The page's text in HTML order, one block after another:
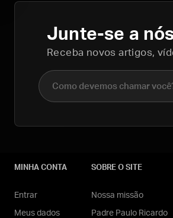
Junte-se a
Receba novos artigos,
Nome completo
MINHA CONTA
Entrar
Meus dados
SOBRE O SITE
Nossa missão
Padre Paulo Ricardo